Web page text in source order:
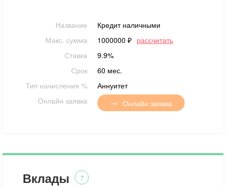
Название
Кредит наличными
Макс. сумма
1000000 ₽ рассчитать
Ставка
9.9%
Срок
60 мес.
Тип начисления %
Аннуитет
Онлайн заявка
Онлайн заявка
Вклады 7